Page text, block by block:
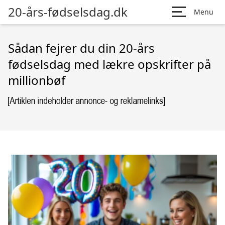
20-års-fødselsdag.dk Menu
Sådan fejrer du din 20-års
fødselsdag med lækre opskrifter på
millionbøf